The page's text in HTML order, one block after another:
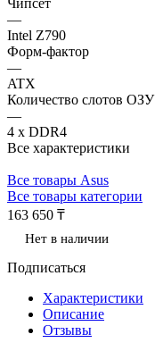
—
Intel Z790
Форм-фактор
—
ATX
Количество слотов ОЗУ
—
4 x DDR4
Все характеристики
Все товары Asus
Все товары категории
163 650 ₸
Нет в наличии
Подписаться
Характеристики
Описание
Отзывы